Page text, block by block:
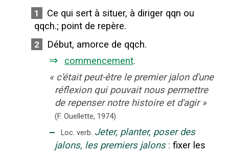
1
Ce qui sert à situer, à diriger qqn ou
qqch.; point de repère.
2 Début, amorce de qqch.
⇒ commencement.
« c'était peut-être le premier jalon d'une
réflexion qui pouvait nous permettre
de repenser notre histoire et d'agir »
(F. Ouellette, 1974).
‒ Loc. verb. Jeter, planter, poser des
jalons, les premiers jalons : fixer les